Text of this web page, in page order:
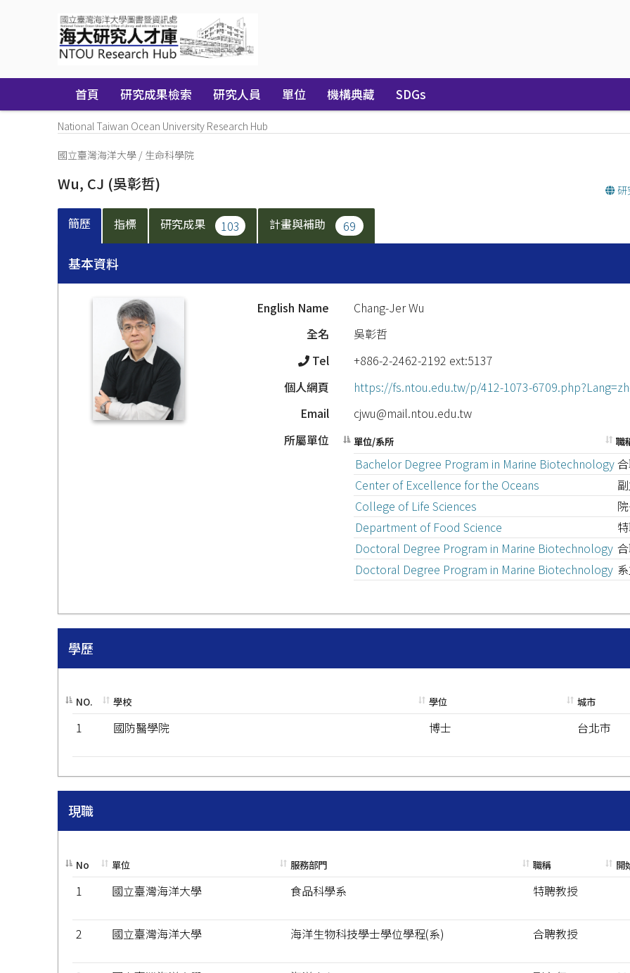
首頁 研究成果檢索 研究人員 單位 機構典藏 SDGs
National Taiwan Ocean University Research Hub
國立臺灣海洋大學 / 生命科學院
Wu, CJ (吳彰哲) 研
簡歷 指標 研究成果 103 計畫與補助 69
基本資料
English Name
Chang-Jer Wu
全名
吳彰哲
Tel
+886-2-2462-2192 ext:5137
個人網頁
https://fs.ntou.edu.tw/p/412-1073-
Email
cjwu@mail.ntou.edu.tw
所屬單位
單位/系所 職
Bachelor Degree Program in Marine Biotechnology
Center of Excellence for the Oceans
College of Life Sciences
Department of Food Science
Doctoral Degree Program in Marine Biotechnology
Doctoral Degree Program in Marine Biotechnology
學歷
NO. 學校 學位 城市
1 國防醫學院 博士 台北市
現職
No 單位 服務部門 職稱 開
1 國立臺灣海洋大學 食品科學系 特聘教授
2 國立臺灣海洋大學 海洋生物科技學士學位學程(系) 合聘教授